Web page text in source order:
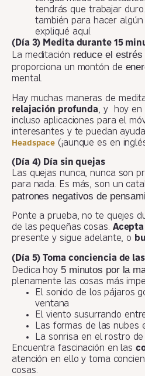
tendrás que trabajar
también para hacer
expliqué aquí.
(Día 3) Medita durante 15
La meditación reduce el
proporciona un montón de
mental.
Hay muchas maneras de
relajación profunda, y hoy en
incluso aplicaciones para el
interesantes y te puedan
Headspace (¡aunque es en
(Día 4) Día sin quejas
Las quejas nunca, nunca son
para nada. Es más, son un
patrones negativos de
Ponte a prueba, no te quejes
de las pequeñas cosas.
presente y sigue adelante, o
(Día 5) Toma conciencia de
Dedica hoy 5 minutos por la
plenamente las cosas más
El sonido de los pájaros
ventana
El viento susurrando
Las formas de las nubes
La sonrisa en el rostro
Encuentra fascinación en las
atención en ello y toma
cosas.